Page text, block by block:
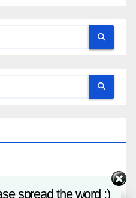
spread the word :)